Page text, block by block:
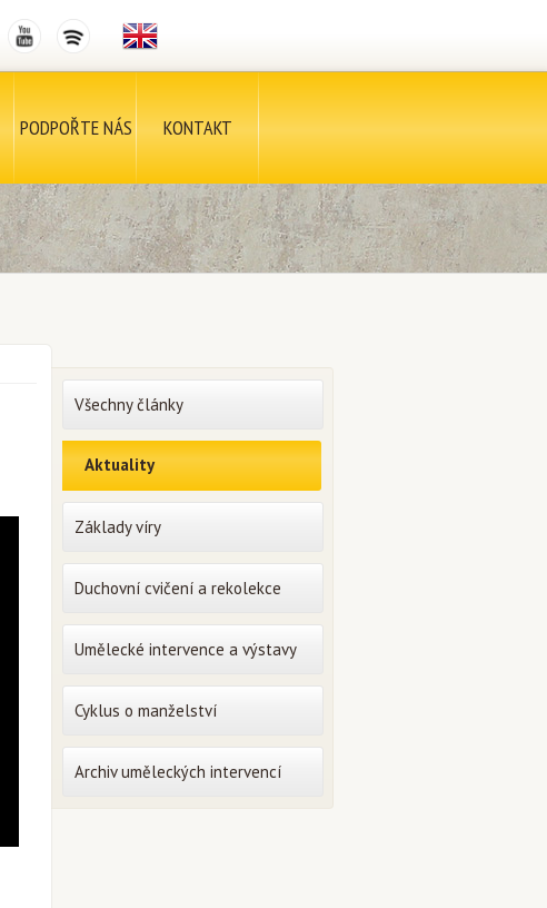
PODPOŘTE NÁS KONTAKT
Všechny články
Aktuality
Základy víry
Duchovní cvičení a rekolekce
Umělecké intervence a výstavy
Cyklus o manželství
Archiv uměleckých intervencí